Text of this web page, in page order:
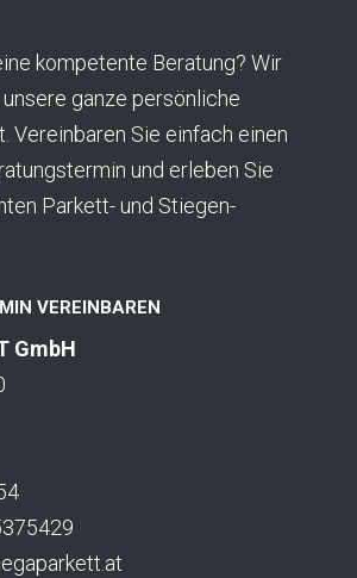
kompetente Beratung? Wir
ganze persönliche
Vereinbaren Sie einfach einen
und erleben Sie
Parkett- und Stiegen-
VEREINBAREN
GmbH